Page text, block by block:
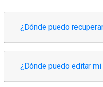
¿Dónde puedo
¿Dónde puedo editar